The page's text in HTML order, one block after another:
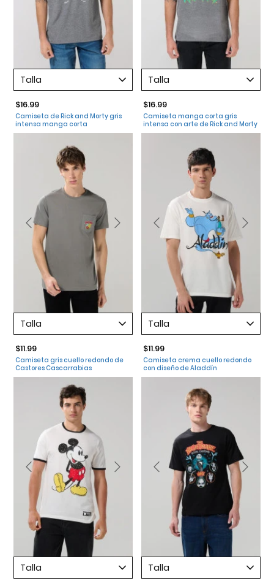
Talla
$16.99
Camiseta de Rick and Morty gris
intensa manga corta
Talla
$16.99
Camiseta manga corta gris
intensa con arte de Rick and Morty
Talla
$11.99
Camiseta gris cuello redondo de
Castores Cascarrabias
Talla
$11.99
Camiseta crema cuello redondo
con diseño de Aladdín
Talla Talla